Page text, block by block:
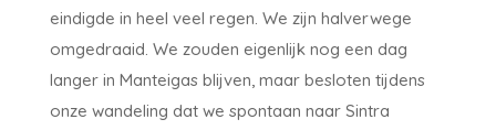
eindigde in heel veel regen. We zijn halverwege
omgedraaid. We zouden eigenlijk nog een dag
langer in Manteigas blijven, maar besloten tijdens
onze wandeling dat we spontaan naar Sintra